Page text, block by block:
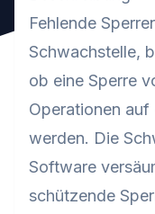
Fehlende
Schwachstelle,
ob eine Sperre
Operationen
werden. Die
Software
schützende